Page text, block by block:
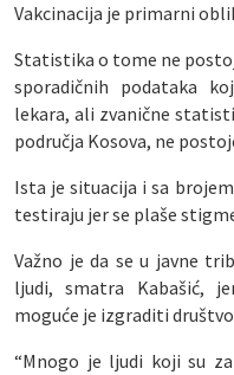
Vakcinacija je primarni
Statistika o tome ne
sporadičnih podataka
lekara, ali zvanične
područja Kosova, ne
Ista je situacija i sa
testiraju jer se plaše
Važno je da se u javne
ljudi, smatra Kabašić,
moguće je izgraditi
“Mnogo je ljudi koji su